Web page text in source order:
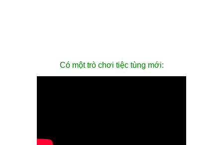
Có một trò chơi tiệc tùng mới: